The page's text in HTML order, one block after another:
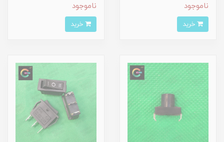
ناموجود ناموجود